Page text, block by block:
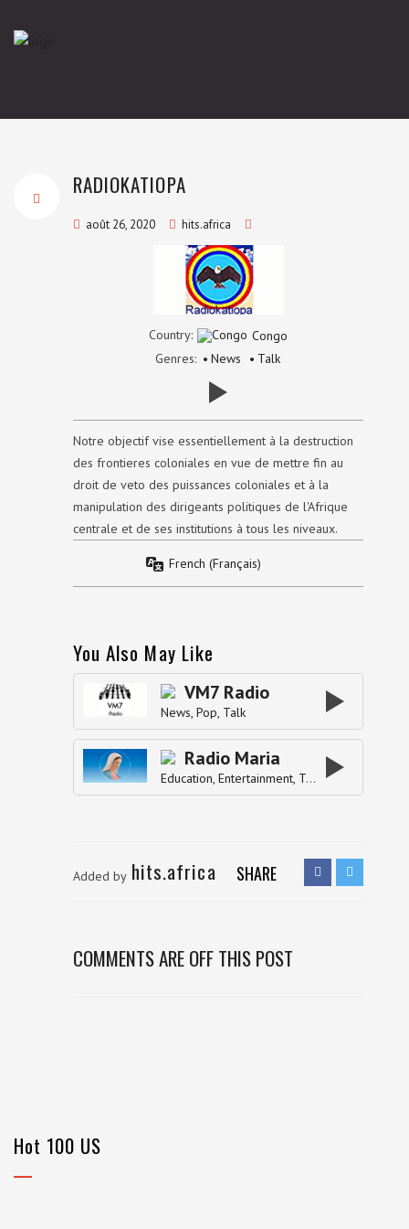
RADIOKATIOPA
août 26, 2020 hits.africa
Country:
Congo
Genres:
News Talk
Notre objectif vise essentiellement à la destruction
des frontieres coloniales en vue de mettre fin au
droit de veto des puissances coloniales et à la
manipulation des dirigeants politiques de l'Afrique
centrale et de ses institutions à tous les niveaux.
French (Français)
You Also May Like
VM7 Radio
News Pop Talk
Radio Maria
Education Entertainment Talk
Added by hits.africa SHARE
COMMENTS ARE OFF THIS POST
Hot 100 US